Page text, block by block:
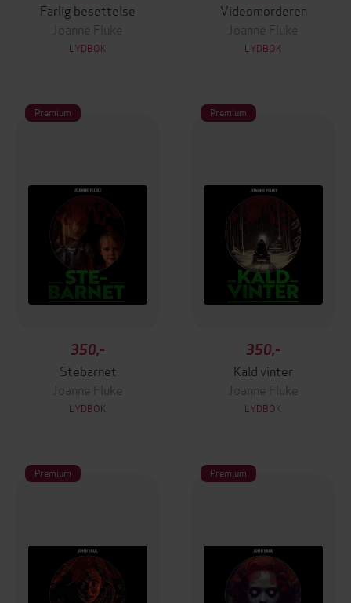
Farlig besettelse
Joanne Fluke
LYDBOK
Videomorderen
Joanne Fluke
LYDBOK
Premium
350,-
Stebarnet
Joanne Fluke
LYDBOK
Premium
350,-
Kald vinter
Joanne Fluke
LYDBOK
Premium Premium